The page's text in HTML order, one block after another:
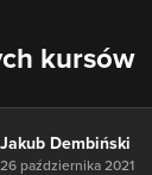
kursów
Jakub Dembiński
26 października 2021